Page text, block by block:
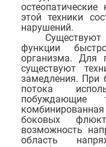
этой техники
нарушений.
Существуют
функции
организма. Для
существуют
замедления. При
потока
побуждающие
боковых
возможность
область